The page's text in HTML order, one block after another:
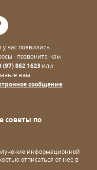
у вас появились
- позвоните нам
(97) 862 1623 или
нам
сообщение
советы по
информационной
отписаться от нее в